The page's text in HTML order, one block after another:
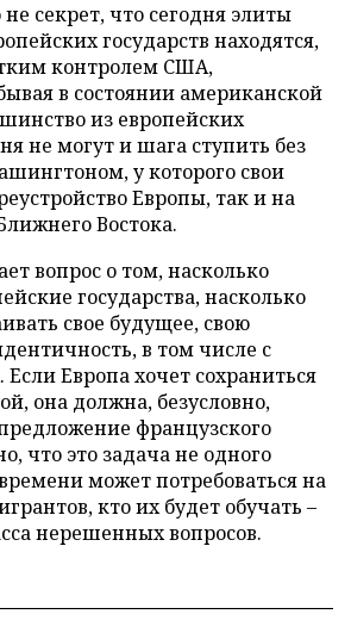
секрет, что сегодня элиты
государств находятся,
контролем США,
в состоянии американской
из европейских
не могут и шага ступить без
у которого свои
Европы, так и на
Востока.
вопрос о том, насколько
государства, насколько
свое будущее, свою
в том числе с
Европа хочет сохраниться
она должна, безусловно,
французского
что это задача не одного
может потребоваться на
кто их будет обучать –
нерешенных вопросов.